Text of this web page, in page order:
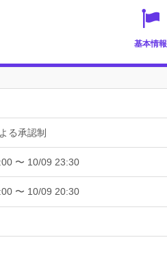
基本情報
る承認制
〜 10/09 23:30
〜 10/09 20:30